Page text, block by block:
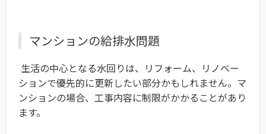
マンションの給排水問題
生活の中心となる水回りは、リフォーム、リノベー
ションで優先的に更新したい部分かもしれません。マ
ンションの場合、工事内容に制限がかかることがあり
ます。